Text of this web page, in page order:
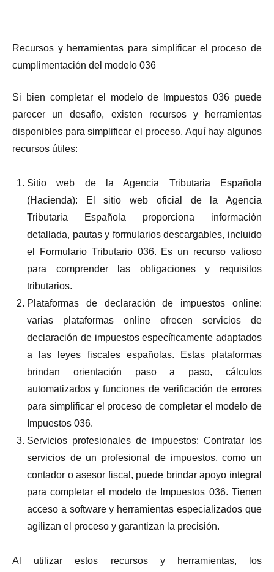
Recursos y herramientas para simplificar el proceso de
cumplimentación del modelo 036
Si bien completar el modelo de Impuestos 036 puede
parecer un desafío, existen recursos y herramientas
disponibles para simplificar el proceso. Aquí hay algunos
recursos útiles:
Sitio web de la Agencia Tributaria Española
(Hacienda): El sitio web oficial de la Agencia
Tributaria Española proporciona información
detallada, pautas y formularios descargables, incluido
el Formulario Tributario 036. Es un recurso valioso
para comprender las obligaciones y requisitos
tributarios.
Plataformas de declaración de impuestos online:
varias plataformas online ofrecen servicios de
declaración de impuestos específicamente adaptados
a las leyes fiscales españolas. Estas plataformas
brindan orientación paso a paso, cálculos
automatizados y funciones de verificación de errores
para simplificar el proceso de completar el modelo de
Impuestos 036.
Servicios profesionales de impuestos: Contratar los
servicios de un profesional de impuestos, como un
contador o asesor fiscal, puede brindar apoyo integral
para completar el modelo de Impuestos 036. Tienen
acceso a software y herramientas especializados que
agilizan el proceso y garantizan la precisión.
Al utilizar estos recursos y herramientas, los